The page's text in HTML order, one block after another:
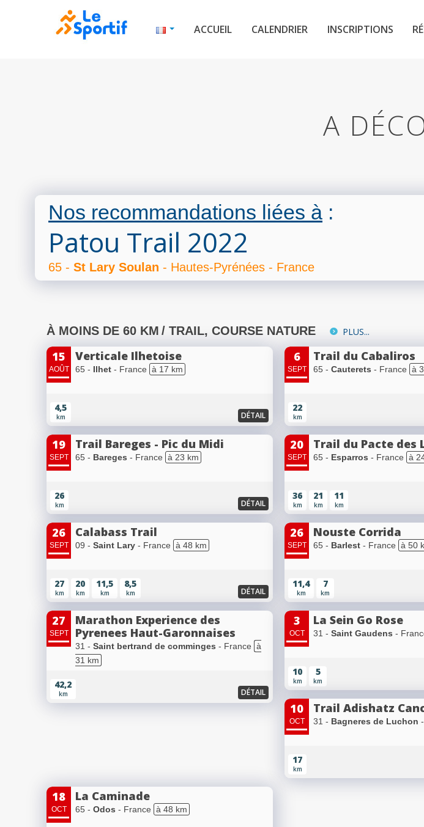
ACCUEIL CALENDRIER INSCRIPTIONS
A
Nos recommandations liées à :
Patou Trail 2022
65 - St Lary Soulan - Hautes-Pyrénées - France
À MOINS DE 60 KM / TRAIL, COURSE NATURE PLUS...
15
AOÛT
Verticale Ilhetoise
65 - Ilhet - France à 17 km
4,5
km DÉTAIL
6
SEPT
Trail du Cabaliros
65 - Cauterets - France à
22
km
19
SEPT
Trail Bareges - Pic du Midi
65 - Bareges - France à 23 km
26
km DÉTAIL
20
SEPT
Trail du Pacte des
65 - Esparros - France à
36
km
21
km
11
km
26
SEPT
Calabass Trail
09 - Saint Lary - France à 48 km
27
km
20
km
11,5
km
8,5
km DÉTAIL
26
SEPT
Nouste Corrida
65 - Barlest - France à 50
11,4
km
7
km
27
SEPT
Marathon Experience des
Pyrenees Haut-Garonnaises
31 - Saint bertrand de comminges - France à
31 km
42,2
km DÉTAIL
3
OCT
La Sein Go Rose
31 - Saint Gaudens -
10
km
5
km
10
OCT
Trail Adishatz
31 - Bagneres de Luchon
17
km
18
OCT
La Caminade
65 - Odos - France à 48 km